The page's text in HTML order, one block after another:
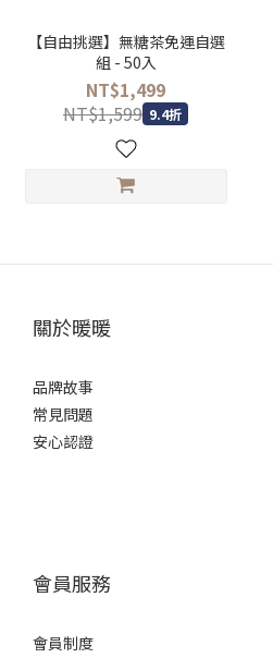
【自由挑選】無糖茶免運自選
組 - 50入
NT$1,499
NT$1,599 9.4折
關於暖暖
品牌故事
常見問題
安心認證
會員服務
會員制度